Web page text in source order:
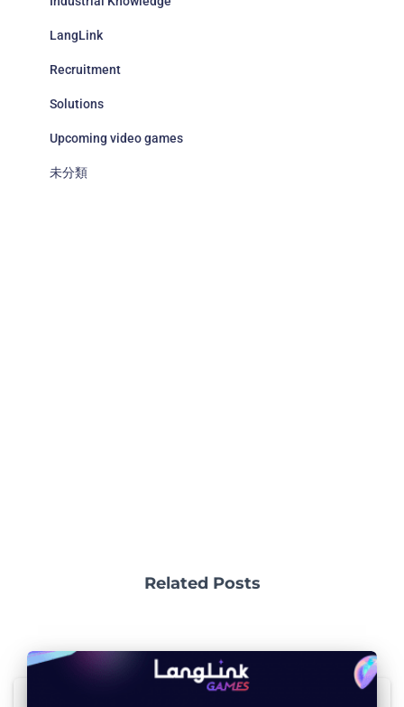
LangLink
Recruitment
Solutions
Upcoming video games
未分類
Related Posts